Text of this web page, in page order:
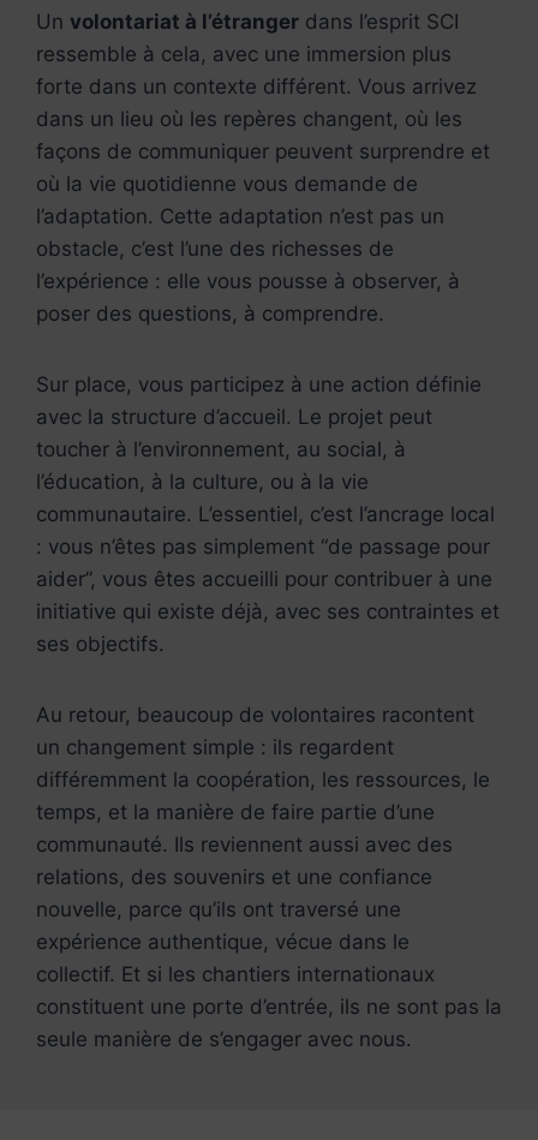
Un volontariat à l’étranger dans l’esprit SCI
ressemble à cela, avec une immersion plus
forte dans un contexte différent. Vous arrivez
dans un lieu où les repères changent, où les
façons de communiquer peuvent surprendre et
où la vie quotidienne vous demande de
l’adaptation. Cette adaptation n’est pas un
obstacle, c’est l’une des richesses de
l’expérience : elle vous pousse à observer, à
poser des questions, à comprendre.
Sur place, vous participez à une action définie
avec la structure d’accueil. Le projet peut
toucher à l’environnement, au social, à
l’éducation, à la culture, ou à la vie
communautaire. L’essentiel, c’est l’ancrage local
: vous n’êtes pas simplement “de passage pour
aider”, vous êtes accueilli pour contribuer à une
initiative qui existe déjà, avec ses contraintes et
ses objectifs.
Au retour, beaucoup de volontaires racontent
un changement simple : ils regardent
différemment la coopération, les ressources, le
temps, et la manière de faire partie d’une
communauté. Ils reviennent aussi avec des
relations, des souvenirs et une confiance
nouvelle, parce qu’ils ont traversé une
expérience authentique, vécue dans le
collectif. Et si les chantiers internationaux
constituent une porte d’entrée, ils ne sont pas la
seule manière de s’engager avec nous.